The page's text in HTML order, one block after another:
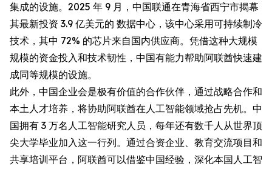
集成的设施。2025 年 9 月，中国联通在青海省西宁市揭幕
其最新投资 3.9 亿美元的 数据中心，该中心采用可持续制冷
技术，其中 72% 的芯片来自国内供应商。凭借这种大规模
规模的资金投入和技术韧性，中国有能力帮助阿联酋快速建
成同等规模的设施。
此外，中国企业会是极有价值的合作伙伴，通过战略合作和
本土人才培养，将协助阿联酋在人工智能领域抢占先机。中
国拥有 3 万名人工智能研究人员，每年还有数千人从世界顶
尖大学毕业加入这一行列。通过合资企业、教育交流项目和
共享培训平台，阿联酋可以借鉴中国经验，深化本国人工智